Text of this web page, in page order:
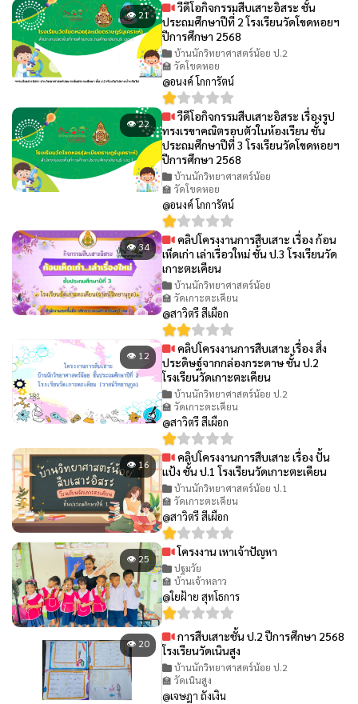
👁 21
วีดีโอกิจกรรมสืบเสาะอิสระ ชั้น
ประถมศึกษาปีที่ 2 โรงเรียนวัดโขดหอยฯ
ปีการศึกษา 2568
บ้านนักวิทยาศาสตร์น้อย ป.2
🏫 วัดโขดหอย
@อนงค์ โกการัตน์
👁 22
วีดีโอกิจกรรมสืบเสาะอิสระ เรื่องรูป
ทรงเรขาคณิตรอบตัวในห้องเรียน ชั้น
ประถมศึกษาปีที่ 3 โรงเรียนวัดโขดหอยฯ
ปีการศึกษา 2568
บ้านนักวิทยาศาสตร์น้อย
🏫 วัดโขดหอย
@อนงค์ โกการัตน์
👁 34
คลิปโครงงานการสืบเสาะ เรื่อง ก้อน
เห็ดเก่า เล่าเรื่อวใหม่ ชั้น ป.3 โรงเรียนวัด
เกาะตะเคียน
บ้านนักวิทยาศาสตร์น้อย
🏫 วัดเกาะตะเคียน
@สาวิตรี สีเผือก
👁 12
คลิปโครงงานการสืบเสาะ เรื่อง สิ่ง
ประดิษฐ์จากกล่องกระดาษ ชั้น ป.2
โรงเรียนวัดเกาะตะเคียน
บ้านนักวิทยาศาสตร์น้อย ป.2
🏫 วัดเกาะตะเคียน
@สาวิตรี สีเผือก
👁 16
คลิปโครงงานการสืบเสาะ เรื่อง ปั้น
แป้ง ชั้น ป.1 โรงเรียนวัดเกาะตะเคียน
บ้านนักวิทยาศาสตร์น้อย ป.1
🏫 วัดเกาะตะเคียน
@สาวิตรี สีเผือก
👁 25 โครงงาน เหาเจ้าปัญหา
ปฐมวัย
🏫 บ้านเจ้าหลาว
@ใยฝ้าย สุทโธการ
👁 20
การสืบเสาะชั้น ป.2 ปีการศึกษา 2568
โรงเรียนวัดเนินสูง
บ้านนักวิทยาศาสตร์น้อย ป.2
🏫 วัดเนินสูง
@เจษฎา ถังเงิน